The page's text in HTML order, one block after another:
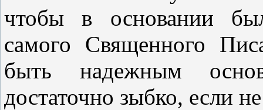
чтобы в основании
самого Священного
быть надежным
достаточно зыбко, если